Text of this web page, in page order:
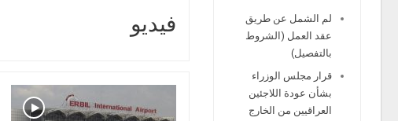
فيديو
لم الشمل عن طريق
عقد العمل (الشروط
بالتفصيل)
قرار مجلس الوزراء
بشأن عودة اللاجئين
العراقيين من الخارج